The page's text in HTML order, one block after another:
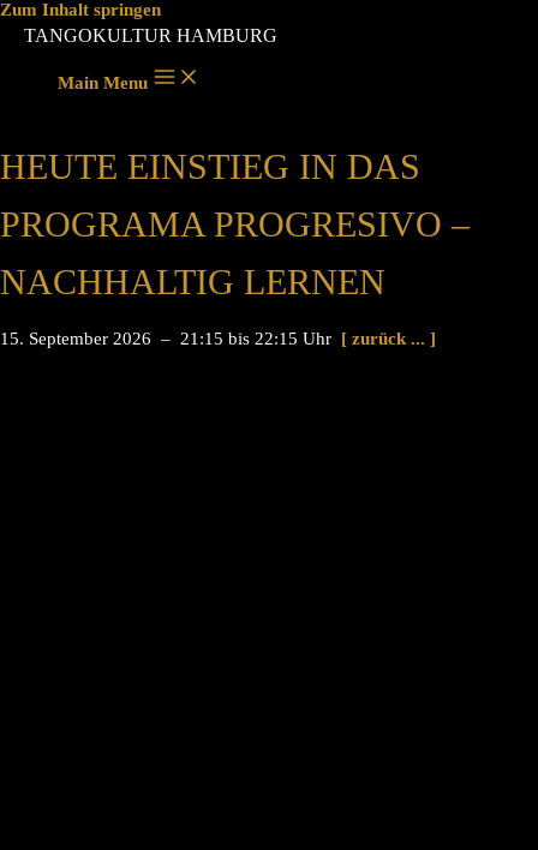
Zum Inhalt springen
TANGOKULTUR HAMBURG
Main Menu
HEUTE EINSTIEG IN DAS
PROGRAMA PROGRESIVO –
NACHHALTIG LERNEN
15. September 2026 – 21:15 bis 22:15 Uhr [ zurück ... ]